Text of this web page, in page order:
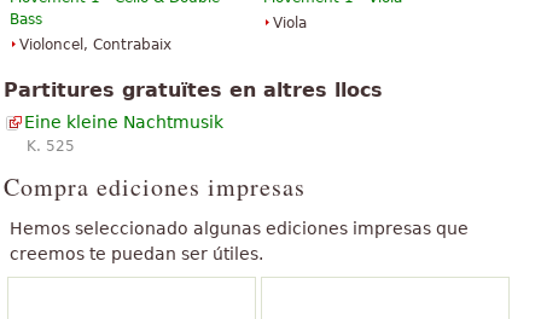
Bass
Violoncel, Contrabaix
Viola
Partitures gratuïtes en altres llocs
Eine kleine Nachtmusik
K. 525
Compra ediciones impresas
Hemos seleccionado algunas ediciones impresas que
creemos te puedan ser útiles.